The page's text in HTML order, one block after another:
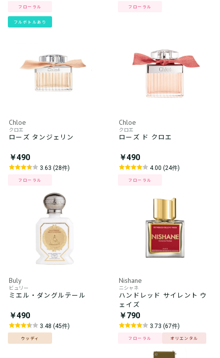
フローラル
フルボトルあり
フローラル
Chloe
クロエ
ローズ タンジェリン
￥490
3.63 (28件)
フローラル
Chloe
クロエ
ローズ ド クロエ
￥490
4.00 (24件)
フローラル
Buly
ビュリー
ミエル・ダングルテール
￥490
3.48 (45件)
ウッディ
Nishane
ニシャネ
ハンドレッド サイレント ウ
ェイズ
￥790
3.73 (67件)
フローラル オリエンタル